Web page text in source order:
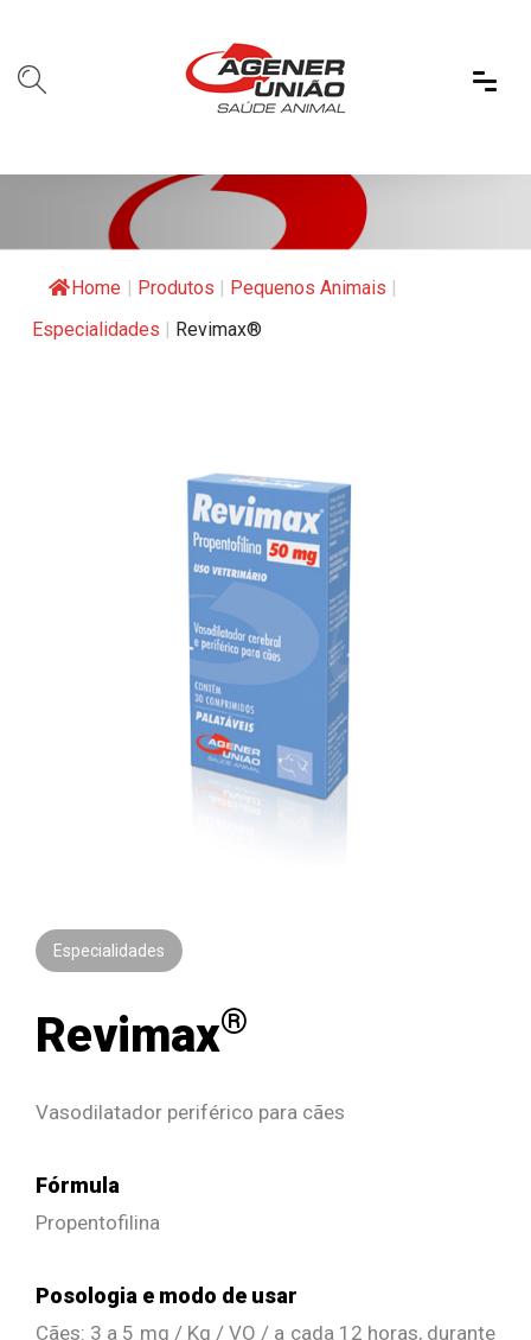
Home | Produtos | Pequenos Animais |
Especialidades | Revimax®
Especialidades
Revimax®
Vasodilatador periférico para cães
Fórmula
Propentofilina
Posologia e modo de usar
Cães: 3 a 5 mg / Kg / VO / a cada 12 horas, durante